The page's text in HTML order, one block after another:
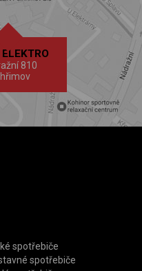
810
spotřebiče
spotřebiče